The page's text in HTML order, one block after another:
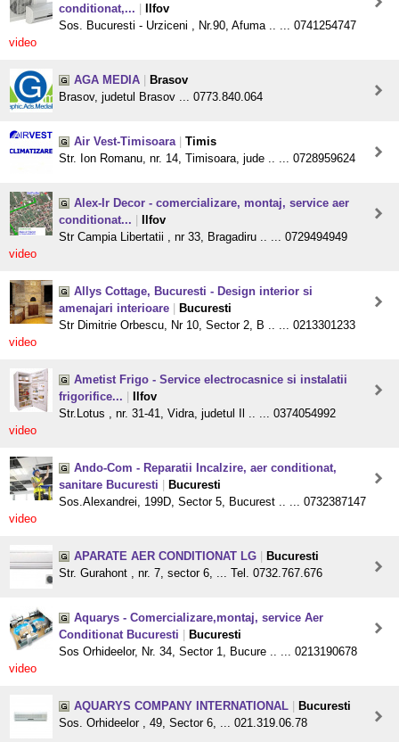
conditionat,...
Ilfov
Sos. Bucuresti - Urziceni , Nr.90, Afuma .. ... 0741254747
video
AGA MEDIA
Brasov
Brasov, judetul Brasov ... 0773.840.064
Air Vest-Timisoara
Timis
Str. Ion Romanu, nr. 14, Timisoara, jude .. ... 0728959624
Alex-Ir Decor - comercializare, montaj, service aer
conditionat...
Ilfov
Str Campia Libertatii , nr 33, Bragadiru .. ... 0729494949
video
Allys Cottage, Bucuresti - Design interior si
amenajari interioare
Bucuresti
Str Dimitrie Orbescu, Nr 10, Sector 2, B .. ... 0213301233
video
Ametist Frigo - Service electrocasnice si instalatii
frigorifice...
Ilfov
Str.Lotus , nr. 31-41, Vidra, judetul Il .. ... 0374054992
video
Ando-Com - Reparatii Incalzire, aer conditionat,
sanitare Bucuresti
Bucuresti
Sos.Alexandrei, 199D, Sector 5, Bucurest .. ... 0732387147
video
APARATE AER CONDITIONAT LG
Bucuresti
Str. Gurahont , nr. 7, sector 6, ... Tel. 0732.767.676
Aquarys - Comercializare,montaj, service Aer
Conditionat Bucuresti
Bucuresti
Sos Orhideelor, Nr. 34, Sector 1, Bucure .. ... 0213190678
video
AQUARYS COMPANY INTERNATIONAL
Bucuresti
Sos. Orhideelor , 49, Sector 6, ... 021.319.06.78